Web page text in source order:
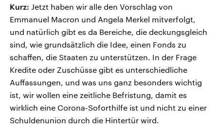
Kurz: Jetzt haben wir alle den Vorschlag von
Emmanuel Macron und Angela Merkel mitverfolgt,
und natürlich gibt es da Bereiche, die deckungsgleich
sind, wie grundsätzlich die Idee, einen Fonds zu
schaffen, die Staaten zu unterstützen. In der Frage
Kredite oder Zuschüsse gibt es unterschiedliche
Auffassungen, und was uns ganz besonders wichtig
ist, wir wollen eine zeitliche Befristung, damit es
wirklich eine Corona-Soforthilfe ist und nicht zu einer
Schuldenunion durch die Hintertür wird.